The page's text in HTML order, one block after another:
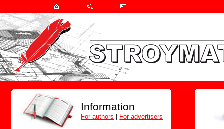
Information
For authors For advertisers